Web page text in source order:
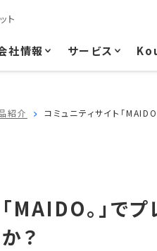
ト
社情報 サービス
紹介 コミュニティサイト「
MAIDO。」で
？